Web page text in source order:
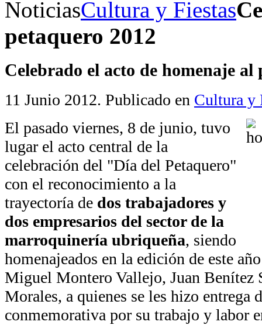
NoticiasCultura y Fiestas
petaquero 2012
Celebrado el acto de homenaje al
11 Junio 2012. Publicado en Cultura y
El pasado viernes, 8 de junio, tuvo
lugar el acto central de la
celebración del "Día del Petaquero"
con el reconocimiento a la
trayectoría de dos trabajadores y
dos empresarios del sector de la
marroquinería ubriqueña, siendo
homenajeados en la edición de este
Miguel Montero Vallejo, Juan Benítez
Morales, a quienes se les hizo entrega
conmemorativa por su trabajo y labor